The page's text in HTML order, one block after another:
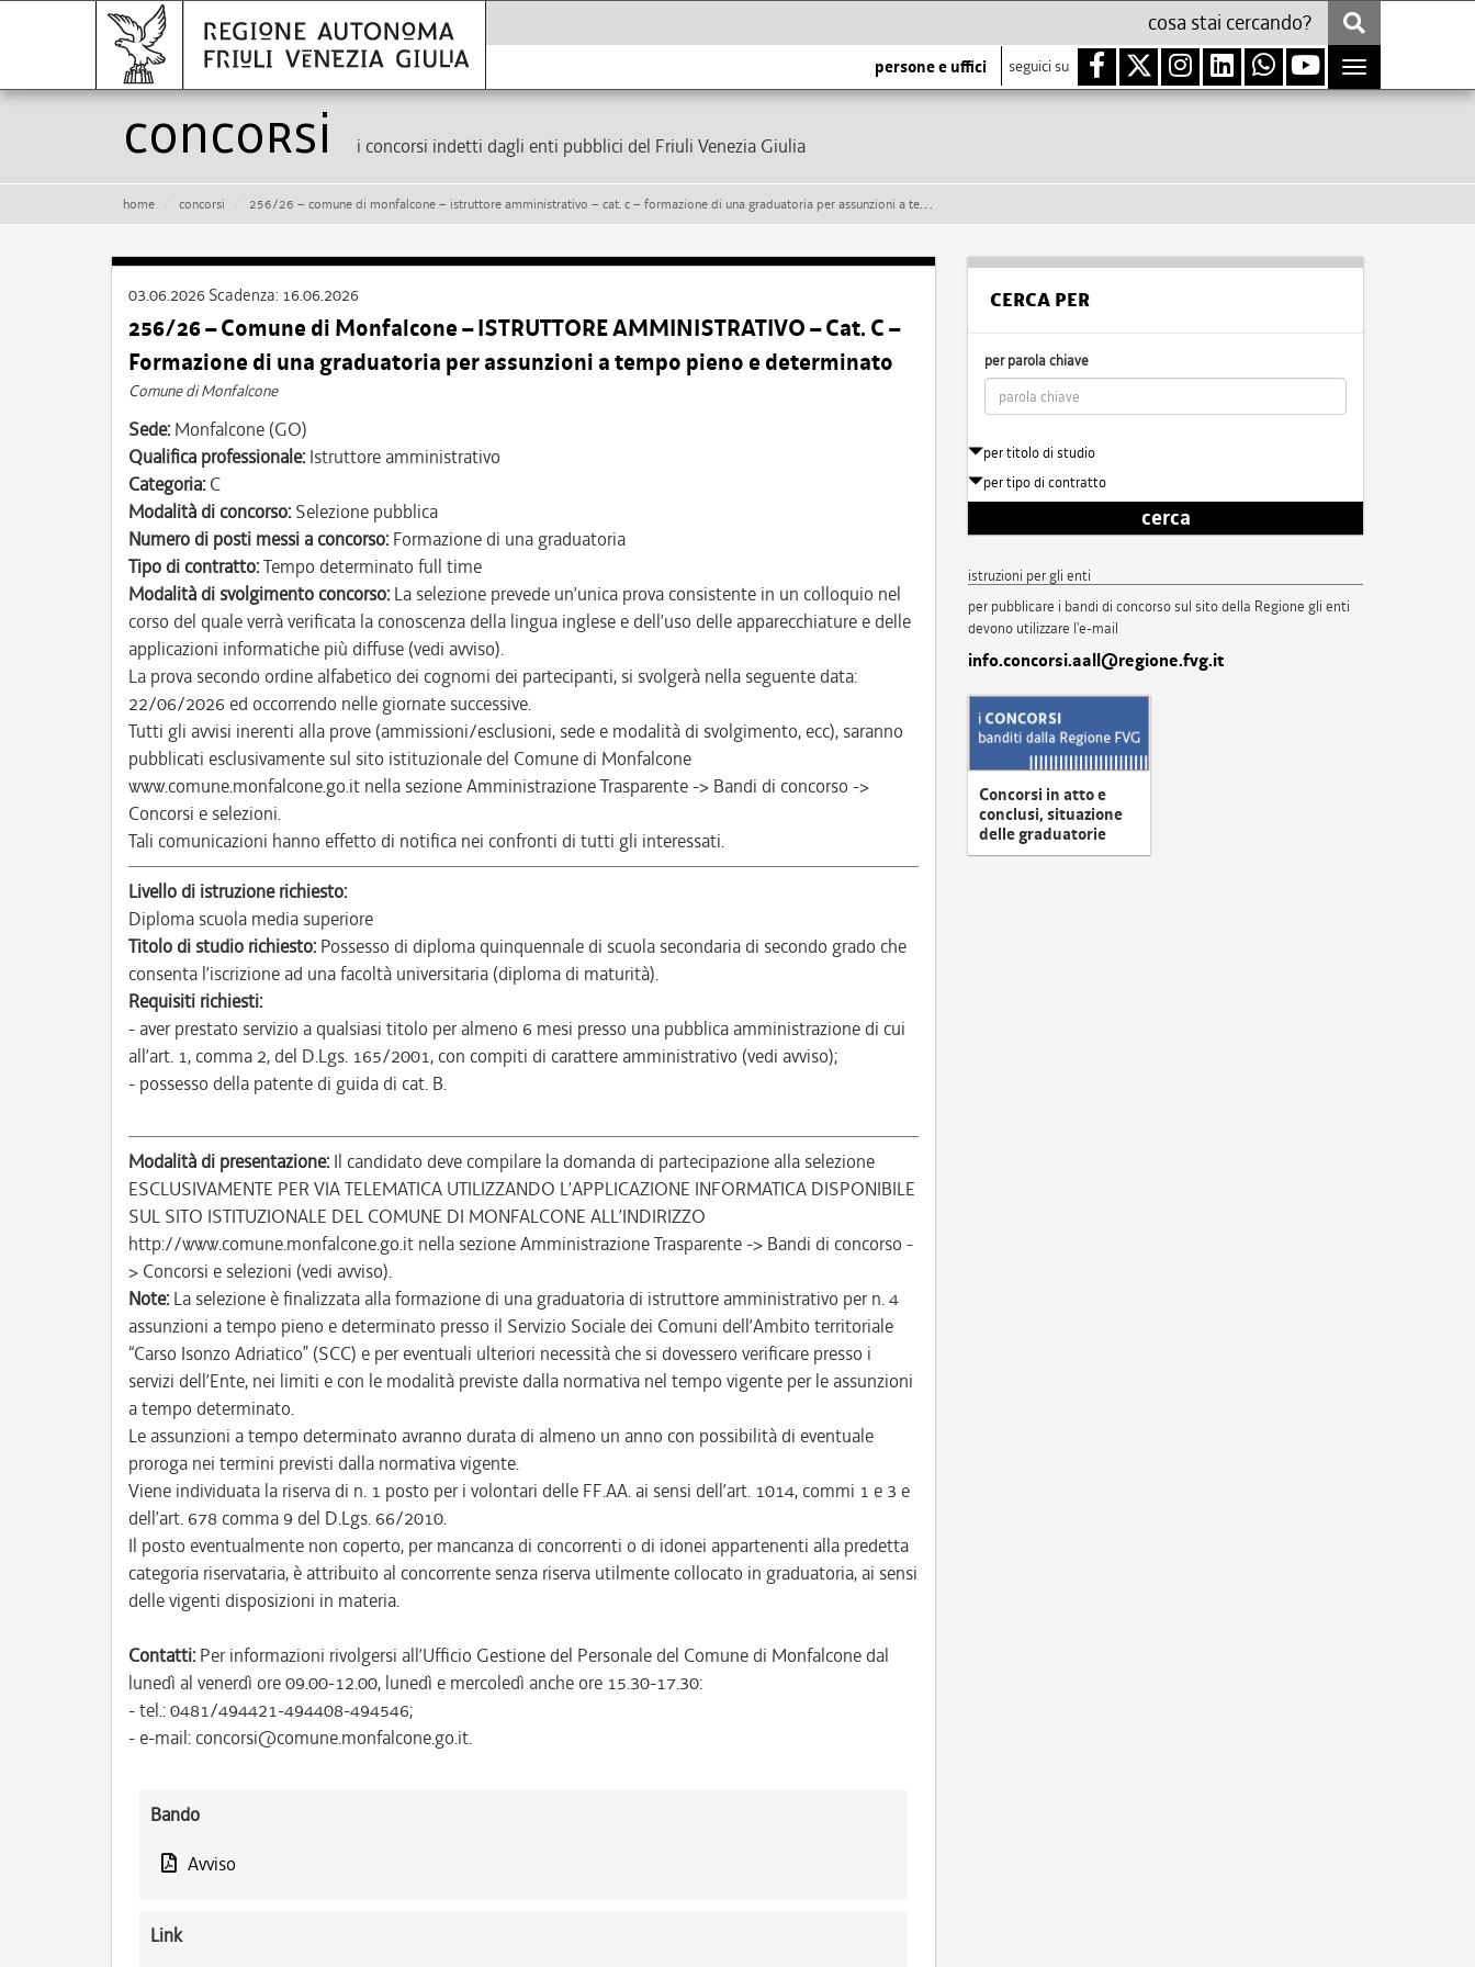
persone e uffici seguici su
Toggle
navigation
Concorsi i concorsi indetti dagli enti pubblici del Friuli Venezia Giulia
home concorsi 256/26 – comune di monfalcone – istruttore amministrativo – cat. c – formazione di una graduatoria per assunzioni a tempo pieno e determinato
03.06.2026 Scadenza: 16.06.2026
256/26 – Comune di Monfalcone – ISTRUTTORE AMMINISTRATIVO – Cat. C –
Formazione di una graduatoria per assunzioni a tempo pieno e determinato
Comune di Monfalcone
Sede: Monfalcone (GO)
Qualifica professionale: Istruttore amministrativo
Categoria: C
Modalità di concorso: Selezione pubblica
Numero di posti messi a concorso: Formazione di una graduatoria
Tipo di contratto:Tempo determinato full time
Modalità di svolgimento concorso: La selezione prevede un’unica prova consistente in un colloquio nel
corso del quale verrà verificata la conoscenza della lingua inglese e dell’uso delle apparecchiature e delle
applicazioni informatiche più diffuse (vedi avviso).
La prova secondo ordine alfabetico dei cognomi dei partecipanti, si svolgerà nella seguente data:
22/06/2026 ed occorrendo nelle giornate successive.
Tutti gli avvisi inerenti alla prove (ammissioni/esclusioni, sede e modalità di svolgimento, ecc), saranno
pubblicati esclusivamente sul sito istituzionale del Comune di Monfalcone
www.comune.monfalcone.go.it nella sezione Amministrazione Trasparente -> Bandi di concorso ->
Concorsi e selezioni.
Tali comunicazioni hanno effetto di notifica nei confronti di tutti gli interessati.
Livello di istruzione richiesto:
Diploma scuola media superiore
Titolo di studio richiesto: Possesso di diploma quinquennale di scuola secondaria di secondo grado che
consenta l’iscrizione ad una facoltà universitaria (diploma di maturità).
Requisiti richiesti:
- aver prestato servizio a qualsiasi titolo per almeno 6 mesi presso una pubblica amministrazione di cui
all’art. 1, comma 2, del D.Lgs. 165/2001, con compiti di carattere amministrativo (vedi avviso);
- possesso della patente di guida di cat. B.
Modalità di presentazione: Il candidato deve compilare la domanda di partecipazione alla selezione
ESCLUSIVAMENTE PER VIA TELEMATICA UTILIZZANDO L’APPLICAZIONE INFORMATICA DISPONIBILE
SUL SITO ISTITUZIONALE DEL COMUNE DI MONFALCONE ALL’INDIRIZZO
http://www.comune.monfalcone.go.it nella sezione Amministrazione Trasparente -> Bandi di concorso -
> Concorsi e selezioni (vedi avviso).
Note: La selezione è finalizzata alla formazione di una graduatoria di istruttore amministrativo per n. 4
assunzioni a tempo pieno e determinato presso il Servizio Sociale dei Comuni dell’Ambito territoriale
“Carso Isonzo Adriatico” (SCC) e per eventuali ulteriori necessità che si dovessero verificare presso i
servizi dell’Ente, nei limiti e con le modalità previste dalla normativa nel tempo vigente per le assunzioni
a tempo determinato.
Le assunzioni a tempo determinato avranno durata di almeno un anno con possibilità di eventuale
proroga nei termini previsti dalla normativa vigente.
Viene individuata la riserva di n. 1 posto per i volontari delle FF.AA. ai sensi dell’art. 1014, commi 1 e 3 e
dell’art. 678 comma 9 del D.Lgs. 66/2010.
Il posto eventualmente non coperto, per mancanza di concorrenti o di idonei appartenenti alla predetta
categoria riservataria, è attribuito al concorrente senza riserva utilmente collocato in graduatoria, ai sensi
delle vigenti disposizioni in materia.
Contatti: Per informazioni rivolgersi all’Ufficio Gestione del Personale del Comune di Monfalcone dal
lunedì al venerdì ore 09.00-12.00, lunedì e mercoledì anche ore 15.30-17.30:
- tel.: 0481/494421-494408-494546;
- e-mail: concorsi@comune.monfalcone.go.it.
Bando
Avviso
Link
CERCA PER
per parola chiave
per titolo di studio
per tipo di contratto
cerca
istruzioni per gli enti
per pubblicare i bandi di concorso sul sito della Regione gli enti
devono utilizzare l'e-mail
info.concorsi.aall@regione.fvg.it
Concorsi in atto e
conclusi, situazione
delle graduatorie